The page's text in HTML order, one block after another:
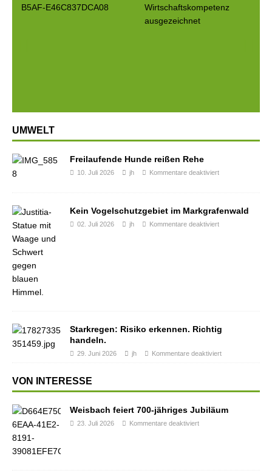
UMWELT
Freilaufende Hunde reißen Rehe
10. Juli 2026 jh Kommentare deaktiviert
Kein Vogelschutzgebiet im Markgrafenwald
02. Juli 2026 jh Kommentare deaktiviert
Starkregen: Risiko erkennen. Richtig
handeln.
29. Juni 2026 jh Kommentare deaktiviert
VON INTERESSE
Weisbach feiert 700-jähriges Jubiläum
23. Juli 2026 Kommentare deaktiviert